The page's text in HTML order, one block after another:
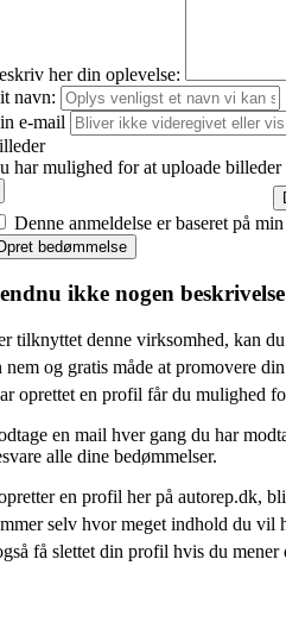
her din oplevelse:
navn:
e-mail
har mulighed for at uploade
Denne anmeldelse er baseret på
bedømmelse
ikke nogen
tilknyttet denne virksomhed, kan
nem og gratis måde at promovere
oprettet en profil får du mulighed
en mail hver gang du har
alle dine bedømmelser.
en profil her på autorep.dk,
selv hvor meget indhold du
få slettet din profil hvis du